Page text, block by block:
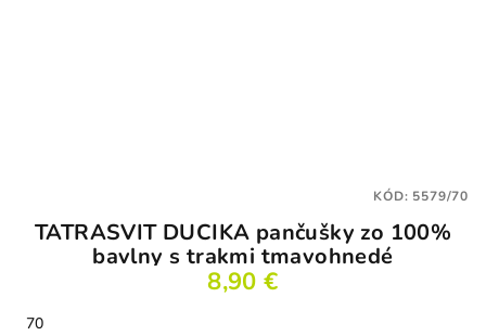
TATRASVIT DUCIKA pančušky zo 100%
bavlny s trakmi tmavohnedé
8,90 €
70
KÓD: 5579/70